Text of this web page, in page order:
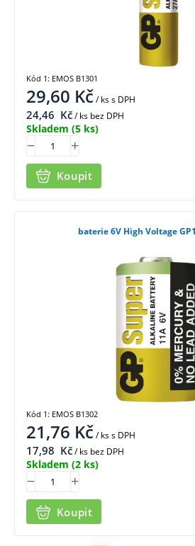
29,60 Kč/ kss DPH
24,46 Kč/ ks bez DPH
Skladem (5 ks)
Koupit
Kód 1: EMOS B1301
baterie 6V High Voltage
21,76 Kč/ kss DPH
17,98 Kč/ ks bez DPH
Skladem (2 ks)
Koupit
Kód 1: EMOS B1302